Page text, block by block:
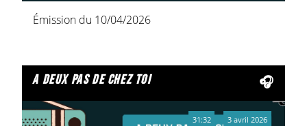
Émission du 10/04/2026
a deux pas de chez toi
31:32 3 avril 2026